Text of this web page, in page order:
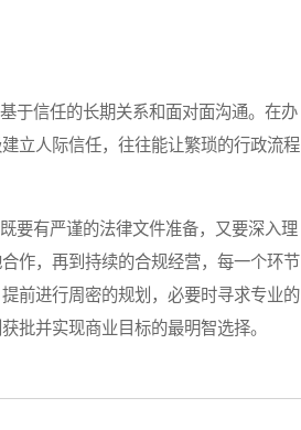
信任的长期关系和面对面沟通。在办
立人际信任，往往能让繁琐的行政流程
有严谨的法律文件准备，又要深入理
作，再到持续的合规经营，每一个环节
前进行周密的规划，必要时寻求专业的
批并实现商业目标的最明智选择。